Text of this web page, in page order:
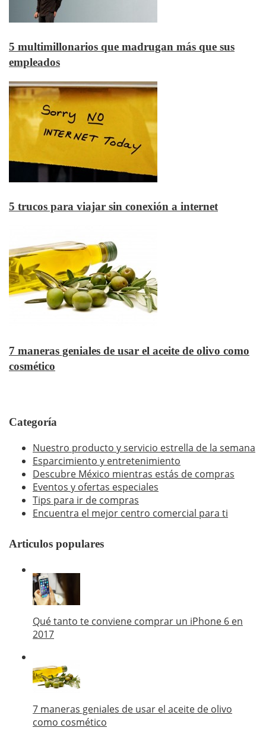
5 multimillonarios que madrugan más que sus
empleados
5 trucos para viajar sin conexión a internet
7 maneras geniales de usar el aceite de olivo como
cosmético
Categoría
Nuestro producto y servicio estrella de la semana
Esparcimiento y entretenimiento
Descubre México mientras estás de compras
Eventos y ofertas especiales
Tips para ir de compras
Encuentra el mejor centro comercial para ti
Articulos populares
Qué tanto te conviene comprar un iPhone 6 en
2017
7 maneras geniales de usar el aceite de olivo
como cosmético